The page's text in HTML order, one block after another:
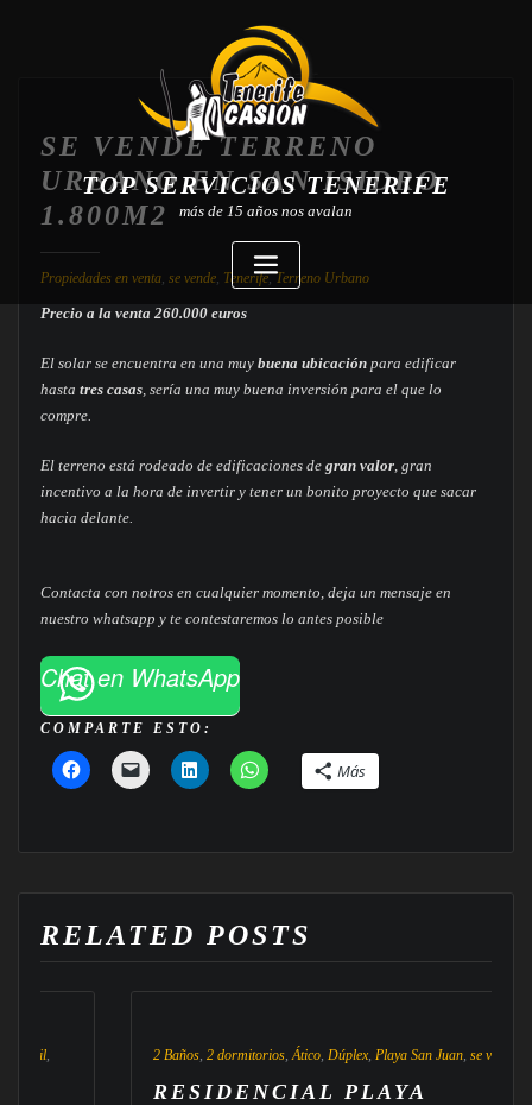
TOP SERVICIOS TENERIFE
más de 15 años nos avalan
SE VENDE TERRENO
URBANO EN SAN ISIDRO
1.800M2
Propiedades en venta, se vende, Tenerife,Terreno Urbano
Precio a la venta 260.000 euros
El solar se encuentra en una muy buena ubicaciónpara edificar
hasta tres casas, sería una muy buena inversión para el que lo
compre.
El terreno está rodeado de edificaciones de gran valor, gran
incentivo a la hora de invertir y tener un bonito proyecto que sacar
hacia delante.
Contacta con notros en cualquier momento, deja un mensaje en
nuestro whatsapp y te contestaremos lo antes posible
Chat en WhatsApp
COMPARTE ESTO:
Más
RELATED POSTS
2 Baños ,2 dormitorios,Ático ,Dúplex,Playa San Juan, se vende
RESIDENCIAL PLAYA